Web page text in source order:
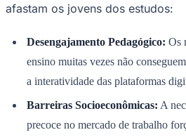
afastam os jovens dos estudos:
Desengajamento Pedagógico: Os
ensino muitas vezes não
a interatividade das plataformas
Barreiras Socioeconômicas: A
precoce no mercado de trabalho